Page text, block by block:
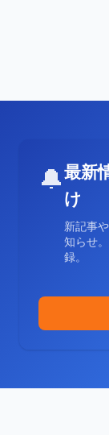
🔔最新
け
新記事
知らせ
録。